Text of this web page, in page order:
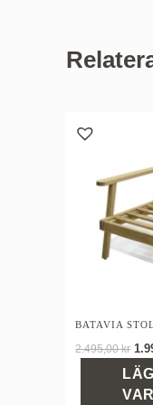
BATAVIA STOL
2.495,00kr